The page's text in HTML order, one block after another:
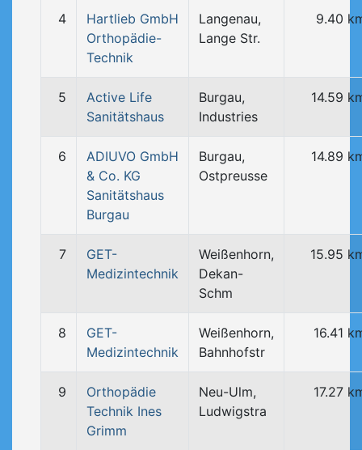
4
Hartlieb GmbH
Orthopädie-
Technik
Langenau,
Lange Str.
9.40
5
Active Life
Sanitätshaus
Burgau,
Industries
14.59
6
ADIUVO GmbH
& Co. KG
Sanitätshaus
Burgau
Burgau,
Ostpreusse
14.89
7
GET-
Medizintechnik
Weißenhorn,
Dekan-
Schm
15.95
8
GET-
Medizintechnik
Weißenhorn,
Bahnhofstr
16.41
9
Orthopädie
Technik Ines
Grimm
Neu-Ulm,
Ludwigstra
17.27